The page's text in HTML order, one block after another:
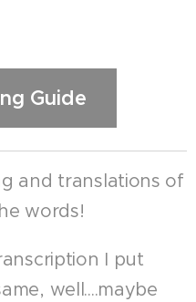
Guide
and translations of
words!
I put
well....maybe